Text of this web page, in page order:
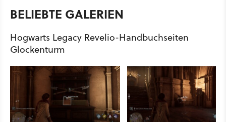
BELIEBTE GALERIEN
Hogwarts Legacy Revelio-Handbuchseiten
Glockenturm